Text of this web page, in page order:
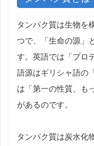
タンパク質は生物を
つで、「生命の源」
す。英語では「プロ
語源はギリシャ語の
は「第一の性質、も
があるのです。
タンパク質は炭水化